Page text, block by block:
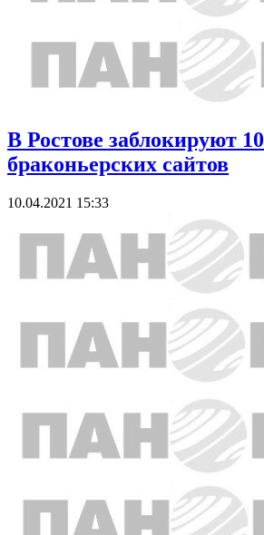
В Ростове заблокируют 10
браконьерских сайтов
10.04.2021 15:33